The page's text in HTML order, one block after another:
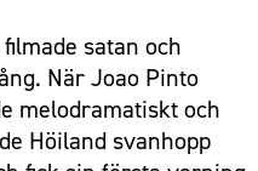
satan och
När Joao Pinto
melodramatiskt och
Höiland svanhopp